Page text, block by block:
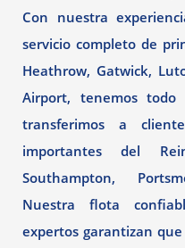
Con nuestra
servicio completo de
Heathrow, Gatwick,
Airport, tenemos todo
transferimos a
importantes del
Southampton,
Nuestra flota
expertos garantizan